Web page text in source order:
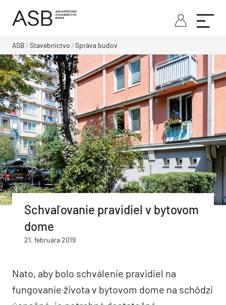
ASB Stavebníctvo Správa budov
Schvaľovanie pravidiel v bytovom
dome
21. februára 2019
Nato, aby bolo schválenie pravidiel na
fungovanie života v bytovom dome na schôdzi